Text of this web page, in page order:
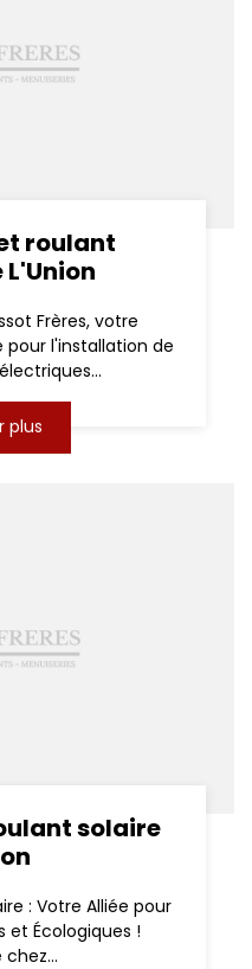
roulant
Frères, votre
l'installation de
plus
solaire
: Votre Alliée pour
et Écologiques !